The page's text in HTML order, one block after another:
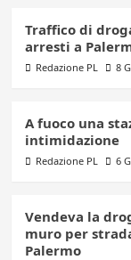
Traffico di
arresti a
Redazione PL 8
A fuoco una
intimidazione
Redazione PL 6
Vendeva la
muro per
Palermo